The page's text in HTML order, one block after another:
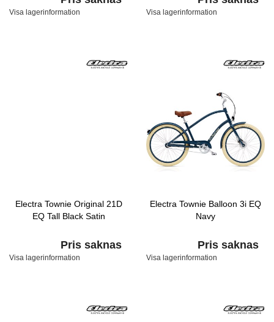
Visa lagerinformation Visa lagerinformation
Electra Townie Original 21D
EQ Tall Black Satin
Pris saknas
Visa lagerinformation
Electra Townie Balloon 3i EQ
Navy
Pris saknas
Visa lagerinformation